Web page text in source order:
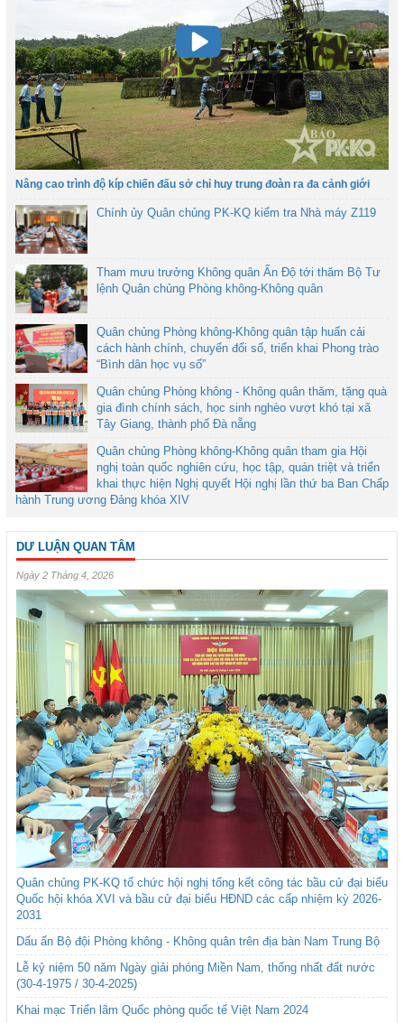
Nâng cao trình độ kíp chiến đấu sở chỉ huy trung đoàn ra đa cảnh giới
Chính ủy Quân chủng PK-KQ kiểm tra Nhà máy Z119
Tham mưu trưởng Không quân Ấn Độ tới thăm Bộ Tư
lệnh Quân chủng Phòng không-Không quân
Quân chủng Phòng không-Không quân tập huấn cải
cách hành chính, chuyển đổi số, triển khai Phong trào
“Bình dân học vụ số”
Quân chủng Phòng không - Không quân thăm, tặng quà
gia đình chính sách, học sinh nghèo vượt khó tại xã
Tây Giang, thành phố Đà nẵng
Quân chủng Phòng không-Không quân tham gia Hội
nghị toàn quốc nghiên cứu, học tập, quán triệt và triển
khai thực hiện Nghị quyết Hội nghị lần thứ ba Ban Chấp
hành Trung ương Đảng khóa XIV
DƯ LUẬN QUAN TÂM
Ngày 2 Tháng 4, 2026
Quân chủng PK-KQ tổ chức hội nghị tổng kết công tác bầu cử đại biểu
Quốc hội khóa XVI và bầu cử đại biểu HĐND các cấp nhiệm kỳ 2026-
2031
Dấu ấn Bộ đội Phòng không - Không quân trên địa bàn Nam Trung Bộ
Lễ kỷ niệm 50 năm Ngày giải phóng Miền Nam, thống nhất đất nước
(30-4-1975 / 30-4-2025)
Khai mạc Triển lãm Quốc phòng quốc tế Việt Nam 2024